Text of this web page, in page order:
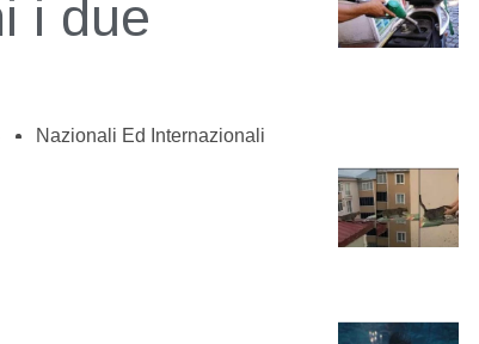
i due
Nazionali Ed Internazionali